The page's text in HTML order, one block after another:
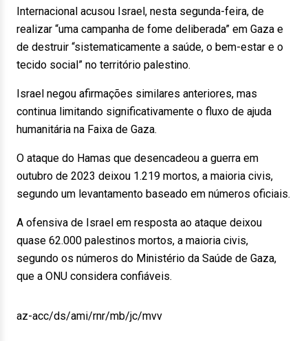
Internacional acusou Israel, nesta segunda-feira, de
realizar “uma campanha de fome deliberada” em Gaza e
de destruir “sistematicamente a saúde, o bem-estar e o
tecido social” no território palestino.
Israel negou afirmações similares anteriores, mas
continua limitando significativamente o fluxo de ajuda
humanitária na Faixa de Gaza.
O ataque do Hamas que desencadeou a guerra em
outubro de 2023 deixou 1.219 mortos, a maioria civis,
segundo um levantamento baseado em números oficiais.
A ofensiva de Israel em resposta ao ataque deixou
quase 62.000 palestinos mortos, a maioria civis,
segundo os números do Ministério da Saúde de Gaza,
que a ONU considera confiáveis.
az-acc/ds/ami/rnr/mb/jc/mvv